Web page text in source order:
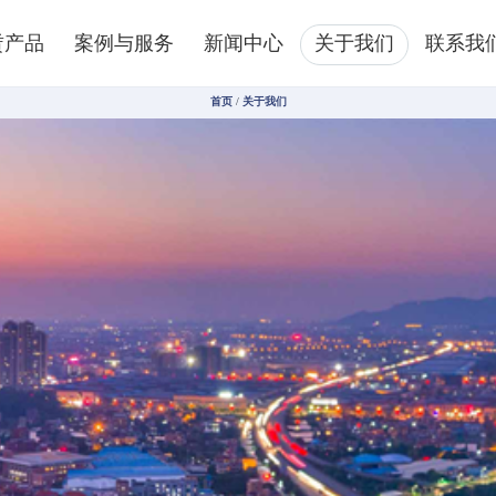
品 案例与服务 新闻中心 关于我们 联系我
首页/ 关于我们